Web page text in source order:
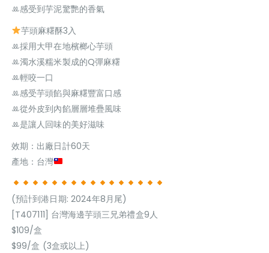
ꔛ感受到芋泥驚艷的香氣
芋頭麻糬酥3入
ꔛ採用大甲在地檳榔心芋頭
ꔛ濁水溪糯米製成的Q彈麻糬
ꔛ輕咬一口
ꔛ感受芋頭餡與麻糬豐富口感
ꔛ從外皮到內餡層層堆疊風味
ꔛ是讓人回味的美好滋味
效期：出廠日計60天
產地：台灣
(預計到港日期: 2024年8月尾)
[T407111] 台灣海邊芋頭三兄弟禮盒9人
$109/盒
$99/盒 (3盒或以上)